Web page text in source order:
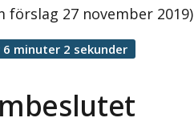
27 november 2019)
minuter 2 sekunder